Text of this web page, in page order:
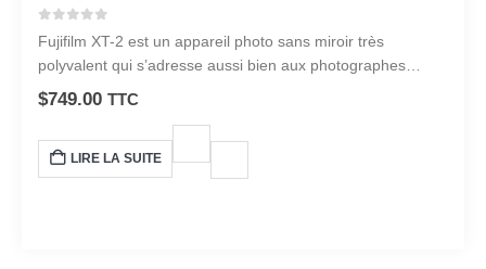
Fujifilm XT-2 est un appareil photo sans miroir très
polyvalent qui s’adresse aussi bien aux photographes
amateurs que professionnels.
$749.00 TTC
LIRE LA SUITE